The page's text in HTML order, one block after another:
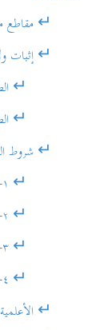
↵ مقاطع مما
↵ إثبات
↵ الطريق
↵ الطريق
↵ شروط
↵ ۱- الفقاهة
↵ ۲- الكفاءة
↵ ۳- العدالة
↵ ٤- الذكورة
↵ الأعلمية